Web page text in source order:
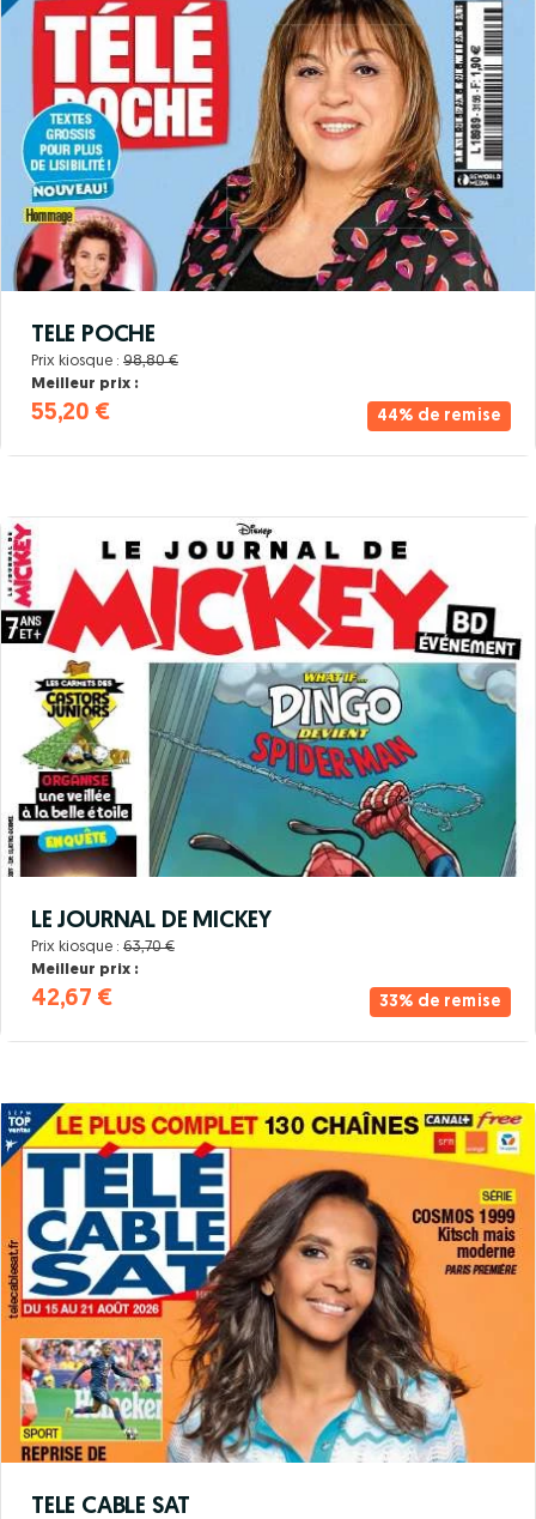
44% de remise
TELE POCHE
Prix kiosque : 98,80 €
Meilleur prix :
55,20 €
33% de remise
LE JOURNAL DE MICKEY
Prix kiosque : 63,70 €
Meilleur prix :
42,67 €
TELE CABLE SAT